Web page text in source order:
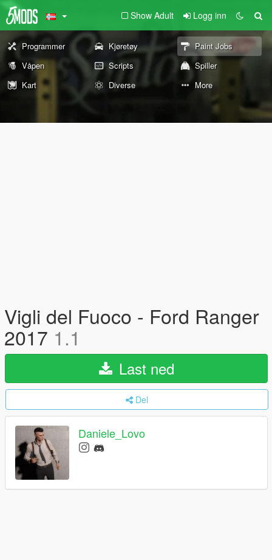
Show Adult Logg inn
Programmer Kjøretøy
Paint Jobs
Våpen
Scripts
Spiller
Kart
Diverse More
Vigli del Fuoco - Ford Ranger
2017 1.1
Last ned
Del
Daniele_Lovo